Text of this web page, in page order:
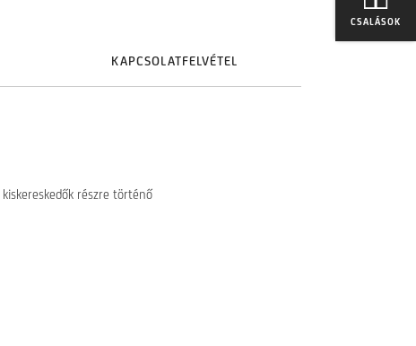
CSALÁSOK
KAPCSOLATFELVÉTEL
részre történő